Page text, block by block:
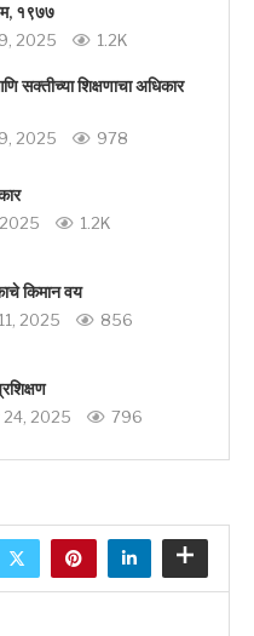
१९७७
2025 1.2K
सक्तीच्या शिक्षणाचा अधिकार
2025 978
1.2K
किमान वय
2025 856
2025 796